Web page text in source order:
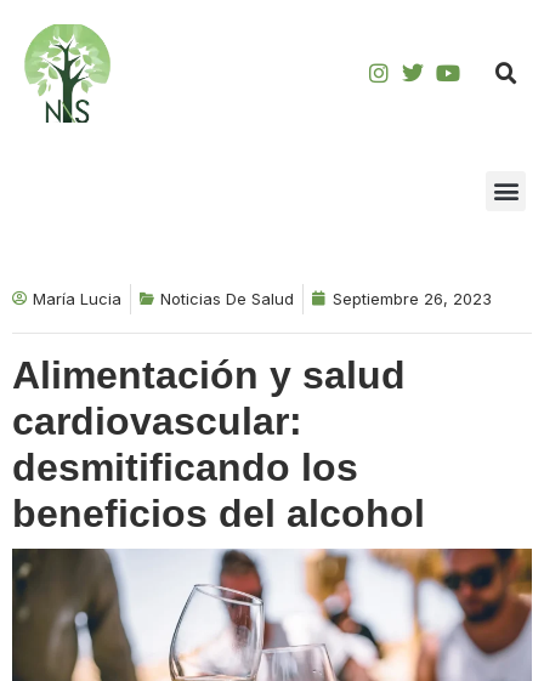
Saltar
contenido
María Lucia Noticias De Salud Septiembre 26, 2023
Alimentación y salud
cardiovascular:
desmitificando los
beneficios del alcohol